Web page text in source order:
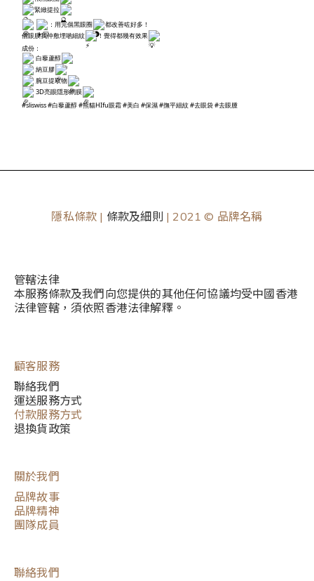
緊緻提拉
：用完個黑眼圈
都改善咗好多！
個眼膜我仲敷埋啲細紋
！覺得都幾有效果
成份：
白藜蘆醇
納豆膠
腕豆提取物
3D亮眼隱形網膜
#sliswiss#白藜蘆醇#熊貓HIfu眼霜#美白 #保濕#撫平細紋#去眼袋#去眼腫
隱私條款 | 條款及細則 | 2021 © 品牌名稱
管轄法律
本服務條款及我們向您提供的其他任何協議均受中國香港
法律管轄，須依照香港法律解釋。
顧客服務
聯絡我們
運送服務方式
付款服務方式
退換貨政策
關於我們
品牌故事
品牌精神
團隊成員
聯絡我們